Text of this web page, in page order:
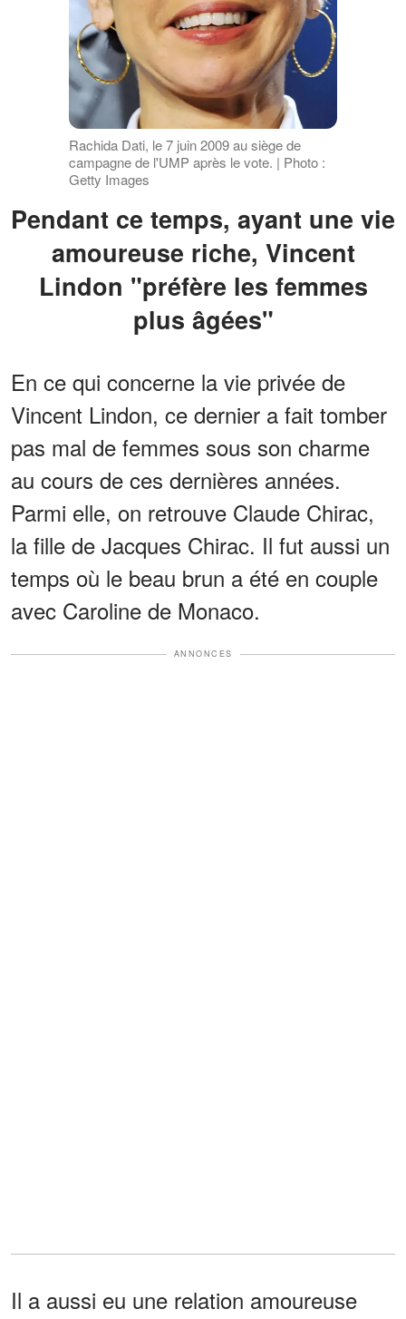
Rachida Dati, le 7 juin 2009 au siège de
campagne de l'UMP après le vote. | Photo :
Getty Images
Pendant ce temps, ayant une vie
amoureuse riche, Vincent
Lindon "préfère les femmes
plus âgées"
En ce qui concerne la vie privée de
Vincent Lindon, ce dernier a fait tomber
pas mal de femmes sous son charme
au cours de ces dernières années.
Parmi elle, on retrouve Claude Chirac,
la fille de Jacques Chirac. Il fut aussi un
temps où le beau brun a été en couple
avec Caroline de Monaco.
ANNONCES
Il a aussi eu une relation amoureuse